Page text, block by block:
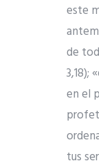
este
de
3,18);
en el
tus